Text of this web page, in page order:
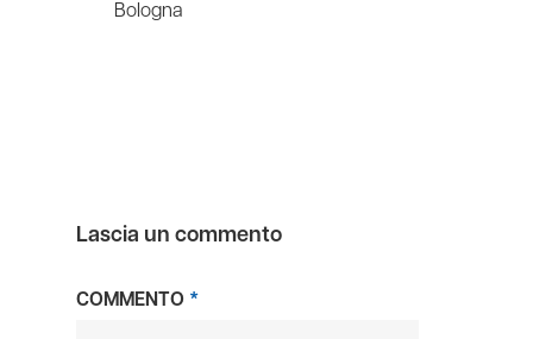
Bologna
Lascia un commento
COMMENTO *